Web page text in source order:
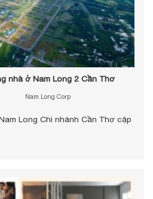
nhà ở Nam Long 2 Cần Thơ
Nam Long Corp
Long Chi nhánh Cần Thơ cập